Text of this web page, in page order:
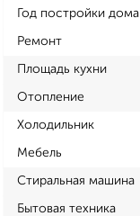
Год постройки дома
Ремонт
Площадь кухни
Отопление
Холодильник
Мебель
Стиральная машина
Бытовая техника